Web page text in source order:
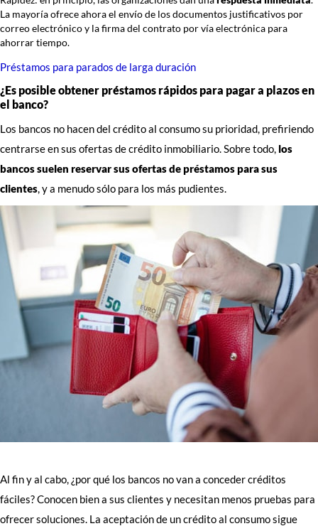
La mayoría ofrece ahora el envío de los documentos justificativos por
correo electrónico y la firma del contrato por vía electrónica para
ahorrar tiempo.
Préstamos para parados de larga duración
¿Es posible obtener préstamos rápidos para pagar a plazos en
el banco?
Los bancos no hacen del crédito al consumo su prioridad, prefiriendo
centrarse en sus ofertas de crédito inmobiliario. Sobre todo, los
bancos suelen reservar sus ofertas de préstamos para sus
clientes, y a menudo sólo para los más pudientes.
Al fin y al cabo, ¿por qué los bancos no van a conceder créditos
fáciles? Conocen bien a sus clientes y necesitan menos pruebas para
ofrecer soluciones. La aceptación de un crédito al consumo sigue